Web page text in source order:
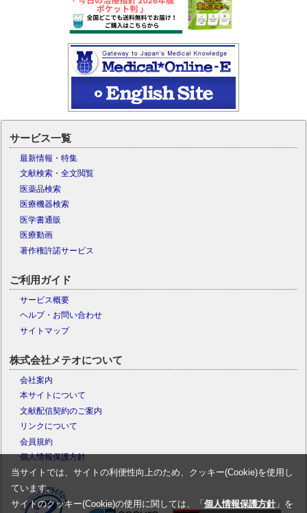
サービス一覧
最新情報・特集
文献検索・全文閲覧
医薬品検索
医療機器検索
医学書通販
医療動画
著作権許諾サービス
ご利用ガイド
サービス概要
ヘルプ・お問い合わせ
サイトマップ
株式会社メテオについて
会社案内
本サイトについて
文献配信契約のご案内
リンクについて
会員規約
個人情報保護方針
当サイトでは、サイトの利便性向上のため、クッキー(Cookie)を使用し
ています。
サイトのクッキー(Cookie)の使用に関しては、「 個人情報保護方針」を